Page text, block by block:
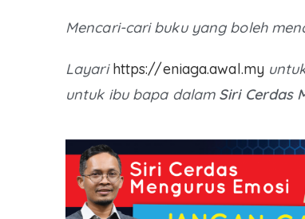
Mencari-cari buku yang boleh
Layarihttps://eniaga.awal.my
untuk ibu bapa dalam Siri Cerdas